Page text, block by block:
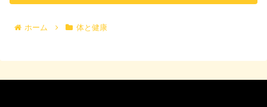
ホーム 体と健康